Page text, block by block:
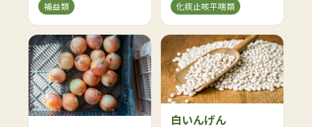
補益類 化痰止咳平喘類
白いんげん